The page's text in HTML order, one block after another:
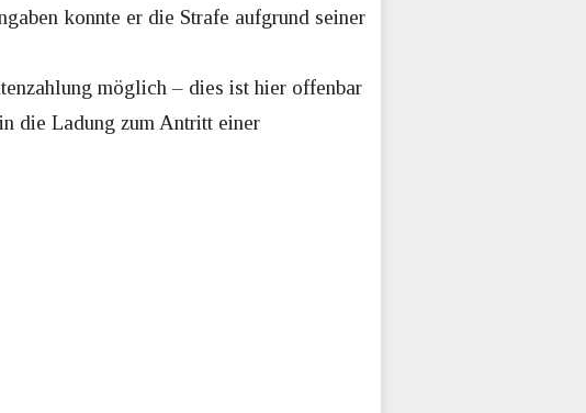
konnte er die Strafe aufgrund seiner
möglich – dies ist hier offenbar
die Ladung zum Antritt einer